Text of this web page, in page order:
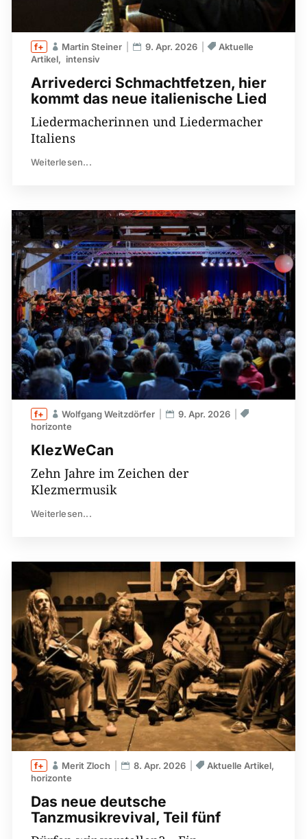
Arrivederci Schmachtfetzen, hier
kommt das neue italienische Lied
Martin Steiner 9. Apr. 2026
Aktuelle
Artikel
intensiv
Liedermacherinnen und Liedermacher
Italiens
Weiterlesen...
KlezWeCan
Wolfgang Weitzdörfer
9. Apr. 2026
horizonte
Zehn Jahre im Zeichen der
Klezmermusik
Weiterlesen...
Das neue deutsche
Tanzmusikrevival, Teil fünf
Merit Zloch 8. Apr. 2026
Aktuelle Artikel
horizonte